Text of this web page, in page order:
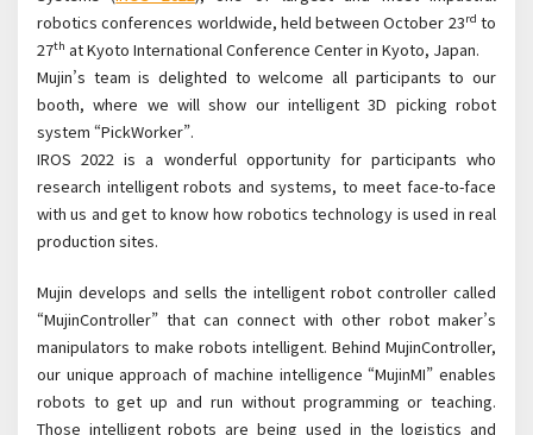
robotics conferences worldwide, held between October 23rd to
27th at Kyoto International Conference Center in Kyoto, Japan.
Mujin’s team is delighted to welcome all participants to our
booth, where we will show our intelligent 3D picking robot
system “PickWorker”.
IROS 2022 is a wonderful opportunity for participants who
research intelligent robots and systems, to meet face-to-face
with us and get to know how robotics technology is used in real
production sites.
Mujin develops and sells the intelligent robot controller called
“MujinController” that can connect with other robot maker’s
manipulators to make robots intelligent. Behind MujinController,
our unique approach of machine intelligence “MujinMI” enables
robots to get up and run without programming or teaching.
Those intelligent robots are being used in the logistics and